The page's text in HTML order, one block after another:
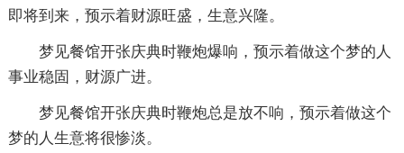
即将到来，预示着财源旺盛，生意兴隆。
梦见餐馆开张庆典时鞭炮爆响，预示着做这个梦的人
事业稳固，财源广进。
梦见餐馆开张庆典时鞭炮总是放不响，预示着做这个
梦的人生意将很惨淡。